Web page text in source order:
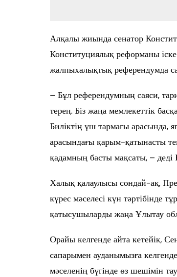
Алқалы жиында сенатор
Конституциялық реформаны іске
жалпыхалықтық референдумда
– Бұл референдумның саяси,
терең. Біз жаңа мемлекеттік
Биліктің үш тармағы арасында,
арасындағы қарым-қатынасты
қадамның басты мақсаты, – деді
Халық қалаулысы сондай-ақ,
күрес мәселесі күн тәртібінде
қатысушыларды жаңа Ұлытау
Орайы келгенде айта кетейік,
сапарымен ауданымызға
мәселенің бүгінде өз шешімін